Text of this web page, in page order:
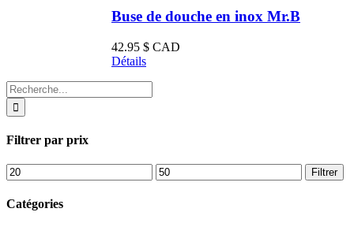
Buse de douche en inox Mr.B
42.95 $ CAD
Détails
Recherche
de
:
Filtrer par prix
Prix
min
Prix
max
Filtrer
Catégories